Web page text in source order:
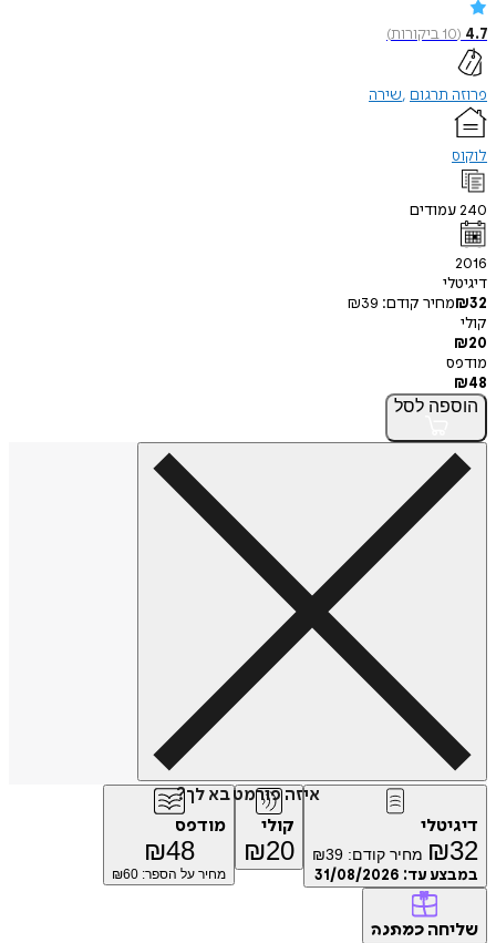
4.7
(
10ביקורות)
פרוזה תרגום שירה
לוקוס
240עמודים
2016
דיגיטלי
₪32 מחיר קודם: ₪39
קולי
₪20
מודפס
₪48
הוספה לסל
איזה פורמט בא לך?
דיגיטלי
₪32 מחיר קודם: ₪39
במבצע עד: 31/08/2026
קולי
₪20
מודפס
₪48
מחיר על הספר: ₪ 60
שליחה כמתנה